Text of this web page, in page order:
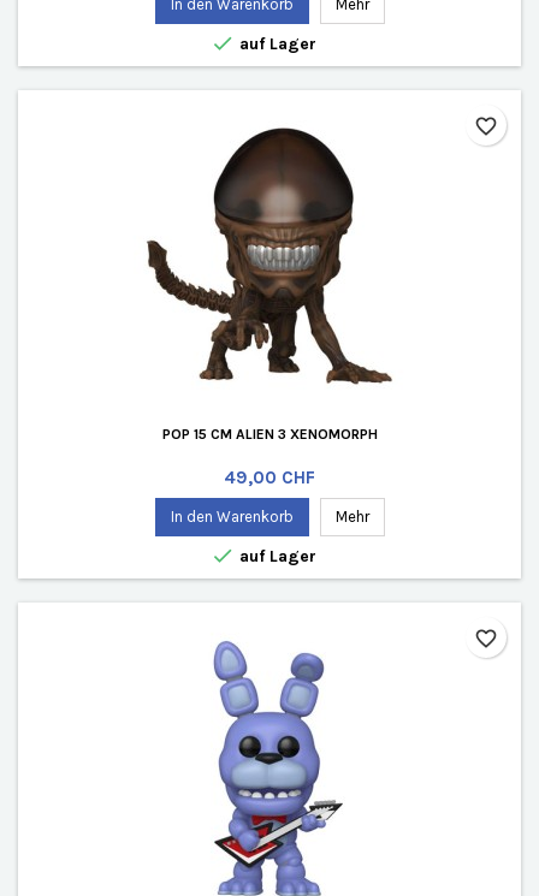
In den Warenkorb Mehr
 auf Lager
POP 15 CM ALIEN 3 XENOMORPH
Preis
49,00 CHF
In den Warenkorb Mehr
 auf Lager
favorite_border
favorite_border